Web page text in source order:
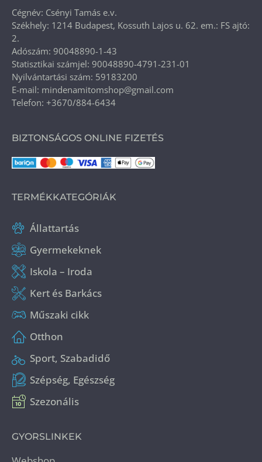
Cégnév: Csényi Tamás e.v.
Székhely: 1214 Budapest, Kossuth Lajos u. 62. em.: FS ajtó:
2.
Adószám: 90048890-1-43
Statisztikai számjel: 90048890-4791-231-01
Nyilvántartási szám: 59183200
E-mail: mindenamitomshop@gmail.com
Telefon: +3670/884-6434
BIZTONSÁGOS ONLINE FIZETÉS
TERMÉKKATEGÓRIÁK
Állattartás
Gyermekeknek
Iskola – Iroda
Kert és Barkács
Műszaki cikk
Otthon
Sport, Szabadidő
Szépség, Egészség
Szezonális
GYORSLINKEK